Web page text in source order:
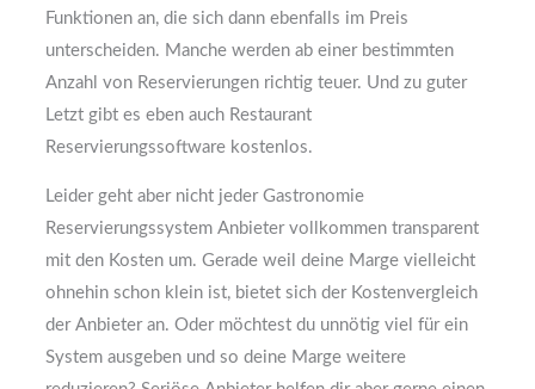
Funktionen an, die sich dann ebenfalls im Preis
unterscheiden. Manche werden ab einer bestimmten
Anzahl von Reservierungen richtig teuer. Und zu guter
Letzt gibt es eben auch Restaurant
Reservierungssoftware kostenlos.
Leider geht aber nicht jeder Gastronomie
Reservierungssystem Anbieter vollkommen transparent
mit den Kosten um. Gerade weil deine Marge vielleicht
ohnehin schon klein ist, bietet sich der Kostenvergleich
der Anbieter an. Oder möchtest du unnötig viel für ein
System ausgeben und so deine Marge weitere